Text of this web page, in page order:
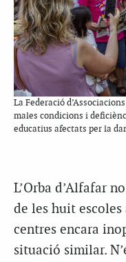
La Federació
males condicions i
educatius afectats per la
L’Orba d’Alfafar
de les huit
centres encara
situació similar.